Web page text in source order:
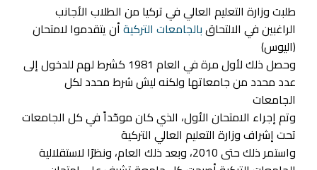
طلبت وزارة التعليم العالي في تركيا من الطلاب الأجانب
الراغبين في الالتحاقبالجامعات التركيةأن يتقدموا لامتحان
(اليوس)
وحصل ذلك لأول مرة في العام 1981 كشرط لهم للدخول إلى
عدد محدد من جامعاتها ولكنه ليش شرط محدد لكل
الجامعات
وتم إجراء الامتحان الأول، الذي كان موحّداً في كل الجامعات
تحت إشراف وزارة التعليم العالي التركية
واستمر ذلك حتى 2010، وبعد ذلك العام، ونظرًا لاستقلالية